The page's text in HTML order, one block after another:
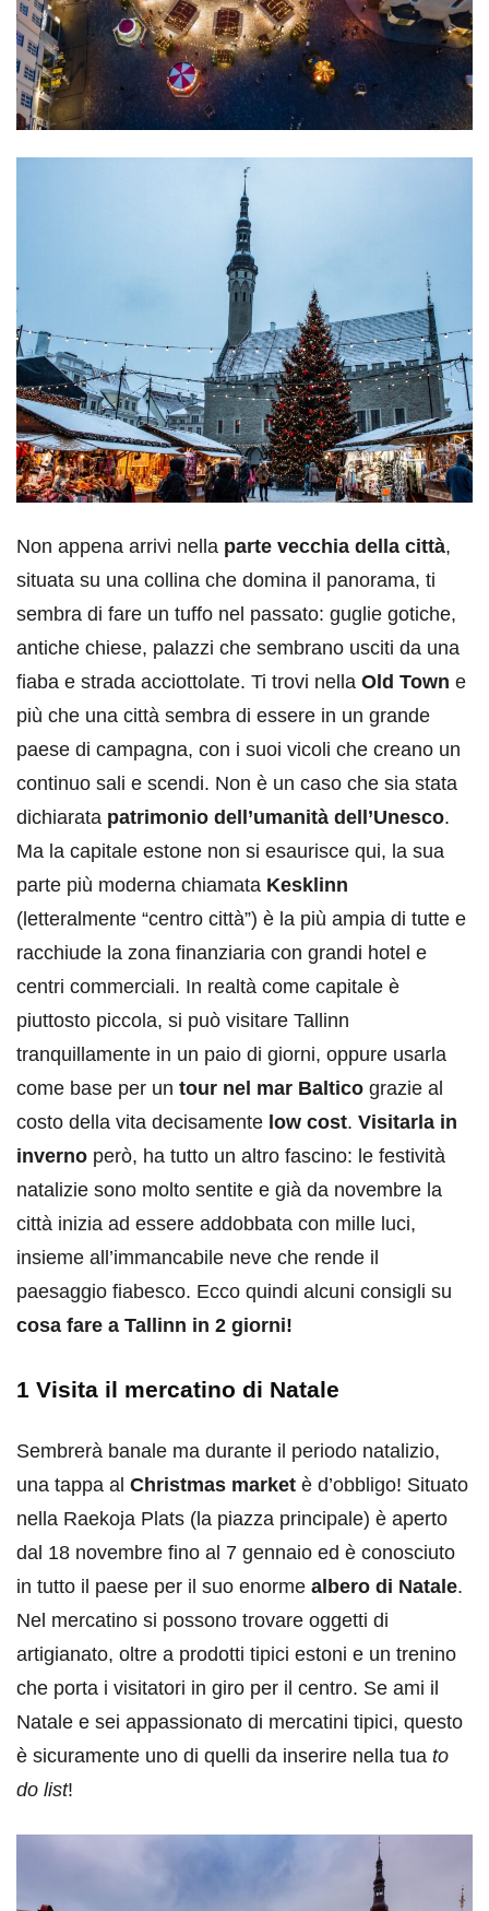
Non appena arrivi nella parte vecchia della città,
situata su una collina che domina il panorama, ti
sembra di fare un tuffo nel passato: guglie gotiche,
antiche chiese, palazzi che sembrano usciti da una
fiaba e strada acciottolate. Ti trovi nella Old Town e
più che una città sembra di essere in un grande
paese di campagna, con i suoi vicoli che creano un
continuo sali e scendi. Non è un caso che sia stata
dichiarata patrimonio dell’umanità dell’Unesco.
Ma la capitale estone non si esaurisce qui, la sua
parte più moderna chiamata Kesklinn
(letteralmente “centro città”) è la più ampia di tutte e
racchiude la zona finanziaria con grandi hotel e
centri commerciali. In realtà come capitale è
piuttosto piccola, si può visitare Tallinn
tranquillamente in un paio di giorni, oppure usarla
come base per un tour nel mar Baltico grazie al
costo della vita decisamente low cost. Visitarla in
inverno però, ha tutto un altro fascino: le festività
natalizie sono molto sentite e già da novembre la
città inizia ad essere addobbata con mille luci,
insieme all’immancabile neve che rende il
paesaggio fiabesco. Ecco quindi alcuni consigli su
cosa fare a Tallinn in 2 giorni!
1 Visita il mercatino di Natale
Sembrerà banale ma durante il periodo natalizio,
una tappa al Christmas market è d’obbligo! Situato
nella Raekoja Plats (la piazza principale) è aperto
dal 18 novembre fino al 7 gennaio ed è conosciuto
in tutto il paese per il suo enorme albero di Natale.
Nel mercatino si possono trovare oggetti di
artigianato, oltre a prodotti tipici estoni e un trenino
che porta i visitatori in giro per il centro. Se ami il
Natale e sei appassionato di mercatini tipici, questo
è sicuramente uno di quelli da inserire nella tua to
do list!